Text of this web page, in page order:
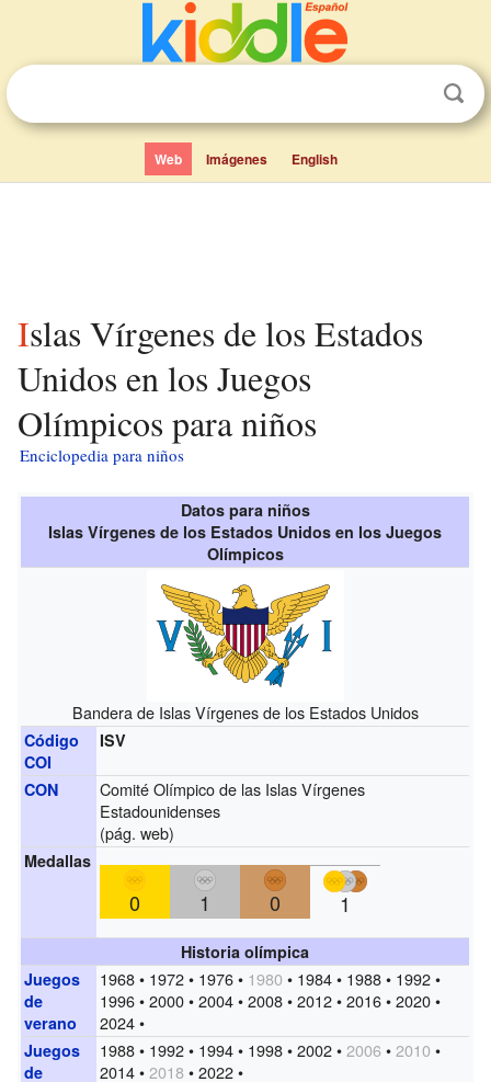
Web Imágenes English
Islas Vírgenes de los Estados
Unidos en los Juegos
Olímpicos para niños
Enciclopedia para niños
Datos para niños
Islas Vírgenes de los Estados Unidos en los Juegos
Olímpicos
Bandera de Islas Vírgenes de los Estados Unidos
Código
COI
ISV
CON
Comité Olímpico de las Islas Vírgenes
Estadounidenses
(pág. web)
Medallas
0 1 0 1
Historia olímpica
Juegos
de
verano
1968 • 1972 • 1976 • 1980 • 1984 • 1988 • 1992 •
1996 • 2000 • 2004 • 2008 • 2012 • 2016 • 2020 •
2024 •
Juegos
de
1988 • 1992 • 1994 • 1998 • 2002 • 2006• 2010 •
2014 • 2018 • 2022 •